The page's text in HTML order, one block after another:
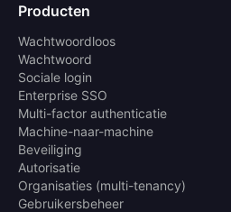
Producten
Wachtwoordloos
Wachtwoord
Sociale login
Enterprise SSO
Multi-factor authenticatie
Machine-naar-machine
Beveiliging
Autorisatie
Organisaties (multi-tenancy)
Gebruikersbeheer